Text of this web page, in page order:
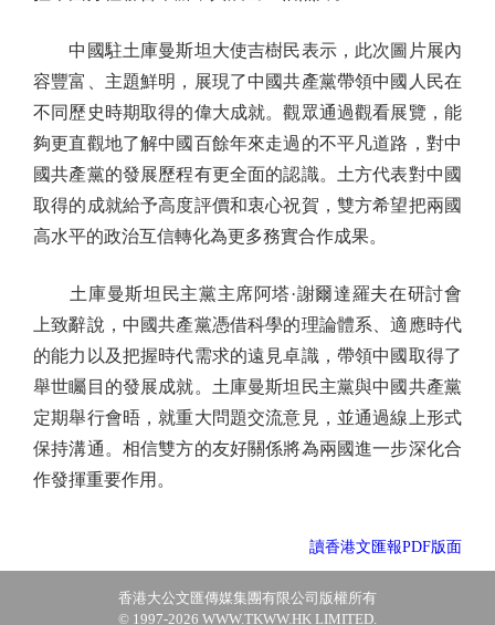
中國駐土庫曼斯坦大使吉樹民表示，此次圖片展內
容豐富、主題鮮明，展現了中國共產黨帶領中國人民在
不同歷史時期取得的偉大成就。觀眾通過觀看展覽，能
夠更直觀地了解中國百餘年來走過的不平凡道路，對中
國共產黨的發展歷程有更全面的認識。土方代表對中國
取得的成就給予高度評價和衷心祝賀，雙方希望把兩國
高水平的政治互信轉化為更多務實合作成果。
土庫曼斯坦民主黨主席阿塔·謝爾達羅夫在研討會
上致辭說，中國共產黨憑借科學的理論體系、適應時代
的能力以及把握時代需求的遠見卓識，帶領中國取得了
舉世矚目的發展成就。土庫曼斯坦民主黨與中國共產黨
定期舉行會晤，就重大問題交流意見，並通過線上形式
保持溝通。相信雙方的友好關係將為兩國進一步深化合
作發揮重要作用。
讀香港文匯報PDF版面
香港大公文匯傳媒集團有限公司版權所有
© 1997-2026 WWW.TKWW.HK LIMITED.